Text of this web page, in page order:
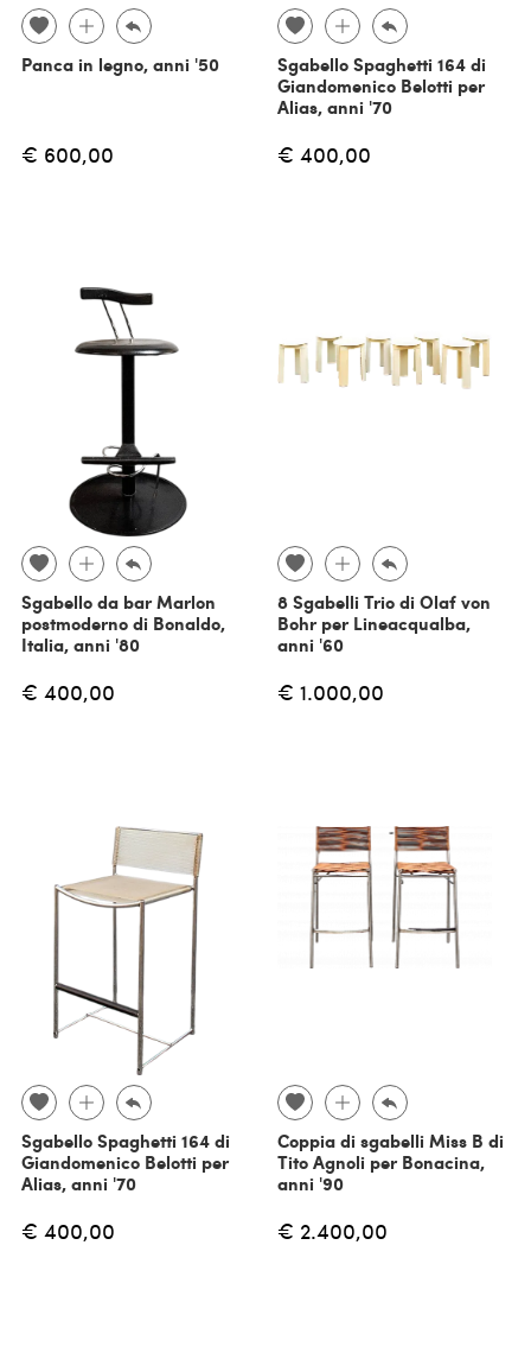
Panca in legno, anni '50
€ 600,00
Sgabello Spaghetti 164 di
Giandomenico Belotti per
Alias, anni '70
€ 400,00
Sgabello da bar Marlon
postmoderno di Bonaldo,
Italia, anni '80
€ 400,00
8 Sgabelli Trio di Olaf von
Bohr per Lineacqualba,
anni '60
€ 1.000,00
Sgabello Spaghetti 164 di
Giandomenico Belotti per
Alias, anni '70
€ 400,00
Coppia di sgabelli Miss B di
Tito Agnoli per Bonacina,
anni '90
€ 2.400,00